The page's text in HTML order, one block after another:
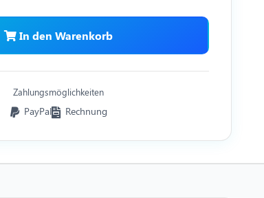
In den Warenkorb
Zahlungsmöglichkeiten
PayPal Rechnung